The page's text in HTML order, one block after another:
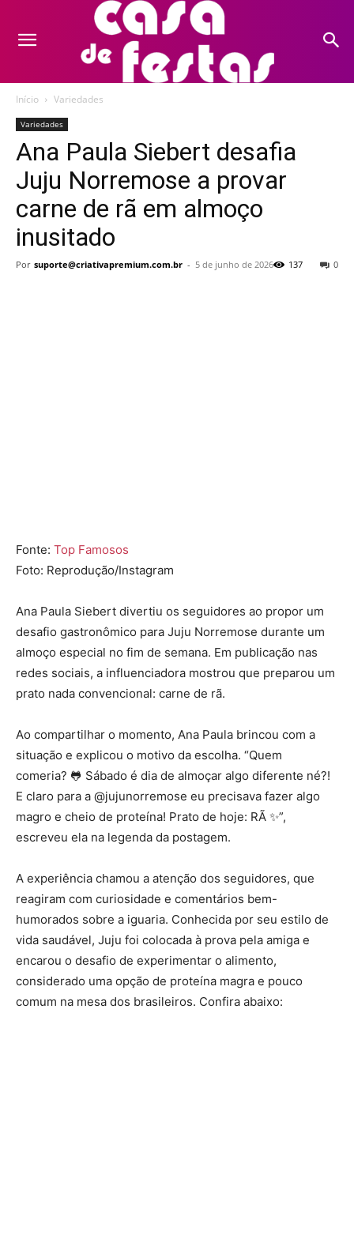
Início Variedades
Variedades
Ana Paula Siebert desafia
Juju Norremose a provar
carne de rã em almoço
inusitado
Por suporte@criativapremium.com.br - 5 de junho de 2026 0
137
Fonte: Top Famosos
Foto: Reprodução/Instagram
Ana Paula Siebert divertiu os seguidores ao propor um
desafio gastronômico para Juju Norremose durante um
almoço especial no fim de semana. Em publicação nas
redes sociais, a influenciadora mostrou que preparou um
prato nada convencional: carne de rã.
Ao compartilhar o momento, Ana Paula brincou com a
situação e explicou o motivo da escolha. “Quem
comeria? 🐸 Sábado é dia de almoçar algo diferente né?!
E claro para a @jujunorremose eu precisava fazer algo
magro e cheio de proteína! Prato de hoje: RÃ ✨”,
escreveu ela na legenda da postagem.
A experiência chamou a atenção dos seguidores, que
reagiram com curiosidade e comentários bem-
humorados sobre a iguaria. Conhecida por seu estilo de
vida saudável, Juju foi colocada à prova pela amiga e
encarou o desafio de experimentar o alimento,
considerado uma opção de proteína magra e pouco
comum na mesa dos brasileiros. Confira abaixo: